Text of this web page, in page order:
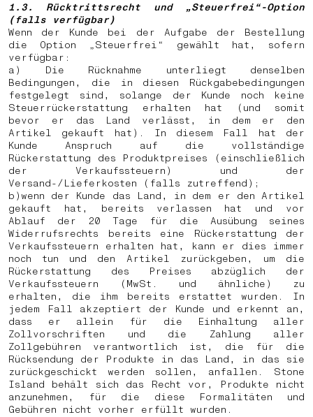
1.3. Rücktrittsrecht und „Steuerfrei“-Option
(falls verfügbar)
Wenn der Kunde bei der Aufgabe der Bestellung
die Option „Steuerfrei“ gewählt hat, sofern
verfügbar:
a) Die Rücknahme unterliegt denselben
Bedingungen, die in diesen Rückgabebedingungen
festgelegt sind, solange der Kunde noch keine
Steuerrückerstattung erhalten hat (und somit
bevor er das Land verlässt, in dem er den
Artikel gekauft hat). In diesem Fall hat der
Kunde Anspruch auf die vollständige
Rückerstattung des Produktpreises (einschließlich
der Verkaufssteuern) und der
Versand-/Lieferkosten (falls zutreffend);
b)wenn der Kunde das Land, in dem er den Artikel
gekauft hat, bereits verlassen hat und vor
Ablauf der 20 Tage für die Ausübung seines
Widerrufsrechts bereits eine Rückerstattung der
Verkaufssteuern erhalten hat, kann er dies immer
noch tun und den Artikel zurückgeben, um die
Rückerstattung des Preises abzüglich der
Verkaufssteuern (MwSt. und ähnliche) zu
erhalten, die ihm bereits erstattet wurden. In
jedem Fall akzeptiert der Kunde und erkennt an,
dass er allein für die Einhaltung aller
Zollvorschriften und die Zahlung aller
Zollgebühren verantwortlich ist, die für die
Rücksendung der Produkte in das Land, in das sie
zurückgeschickt werden sollen, anfallen.
Stone
Island behält sich das Recht vor, Produkte nicht
anzunehmen, für die diese Formalitäten und
Gebühren nicht vorher erfüllt wurden.